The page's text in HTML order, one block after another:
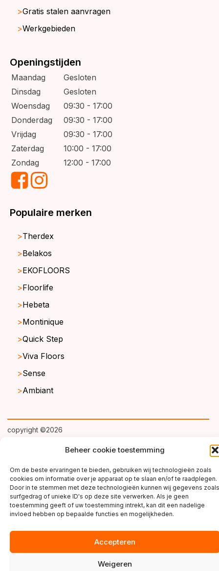
Beheer cookie toestemming
Om de beste ervaringen te bieden, gebruiken wij technologieën zoals
cookies om informatie over je apparaat op te slaan en/of te raadplegen.
Door in te stemmen met deze technologieën kunnen wij gegevens zoals
surfgedrag of unieke ID's op deze site verwerken. Als je geen
toestemming geeft of uw toestemming intrekt, kan dit een nadelige
invloed hebben op bepaalde functies en mogelijkheden.
Accepteren
Weigeren
Gratis stalen aanvragen
Werkgebieden
Openingstijden
Maandag
Gesloten
Dinsdag
Gesloten
Woensdag
09:30 - 17:00
Donderdag
09:30 - 17:00
Vrijdag
09:30 - 17:00
Zaterdag
10:00 - 17:00
Zondag
12:00 - 17:00
Populaire merken
Therdex
Belakos
EKOFLOORS
Floorlife
Hebeta
Montinique
Quick Step
Viva Floors
Sense
Ambiant
copyright ©2026